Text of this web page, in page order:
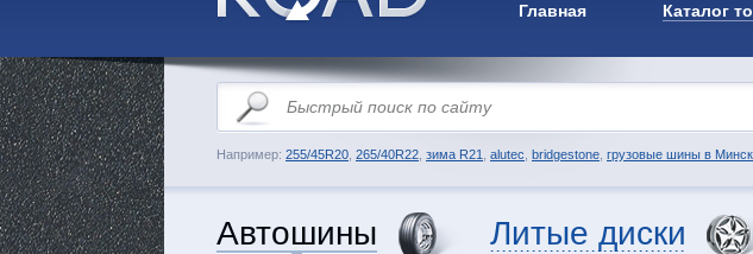
Главная Каталог
Например: 255/45R20 265/40R22 зима R21 alutec bridgestone грузовые шины в
Автошины Литые диски